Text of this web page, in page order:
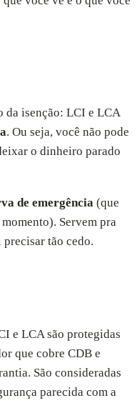
da isenção: LCI e LCA
. Ou seja, você não pode
o dinheiro parado
de emergência (que
Servem pra
tão cedo.
e LCA são protegidas
que cobre CDB e
São consideradas
parecida com a